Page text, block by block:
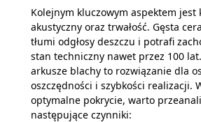
Kolejnym kluczowym aspektem jest
akustyczny oraz trwałość. Gęsta
tłumi odgłosy deszczu i potrafi
stan techniczny nawet przez 100
arkusze blachy to rozwiązanie dla
oszczędności i szybkości realizacji.
optymalne pokrycie, warto
następujące czynniki: